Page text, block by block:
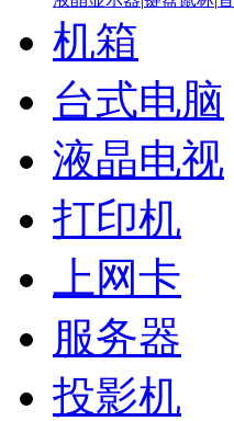
机箱
台式电脑
液晶电视
打印机
上网卡
服务器
投影机